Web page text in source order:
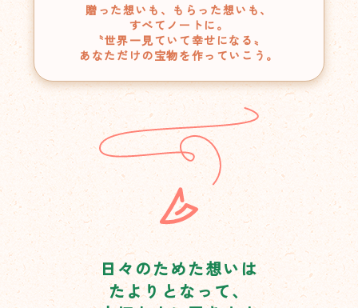
贈った想いも、もらった想いも、
すべてノートに。
〝世界一見ていて幸せになる〟
あなただけの宝物を作っていこう。
日々のためた想いは
たよりとなって、